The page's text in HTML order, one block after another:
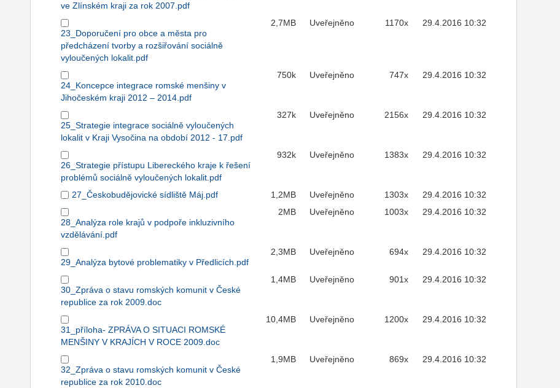
ve Zlínském kraji za rok 2007.pdf
23_Doporučení pro obce a města pro
předcházení tvorby a rozšiřování sociálně
vyloučených lokalit.pdf
2,7MB Uveřejněno 1170x 29.4.2016 10:32
24_Koncepce integrace romské menšiny v
Jihočeském kraji 2012 – 2014.pdf
750k Uveřejněno 747x 29.4.2016 10:32
25_Strategie integrace sociálně vyloučených
lokalit v Kraji Vysočina na období 2012 - 17.pdf
327k Uveřejněno 2156x 29.4.2016 10:32
26_Strategie přístupu Libereckého kraje k řešení
problémů sociálně vyloučených lokalit.pdf
932k Uveřejněno 1383x 29.4.2016 10:32
27_Českobudějovické sídliště Máj.pdf 1,2MB Uveřejněno 1303x 29.4.2016 10:32
28_Analýza role krajů v podpoře inkluzivního
vzdělávání.pdf
2MB Uveřejněno 1003x 29.4.2016 10:32
29_Analýza bytové problematiky v Předlicích.pdf
2,3MB Uveřejněno 694x 29.4.2016 10:32
30_Zpráva o stavu romských komunit v České
republice za rok 2009.doc
1,4MB Uveřejněno 901x 29.4.2016 10:32
31_příloha- ZPRÁVA O SITUACI ROMSKÉ
MENŠINY V KRAJÍCH V ROCE 2009.doc
10,4MB Uveřejněno 1200x 29.4.2016 10:32
32_Zpráva o stavu romských komunit v České
republice za rok 2010.doc
1,9MB Uveřejněno 869x 29.4.2016 10:32